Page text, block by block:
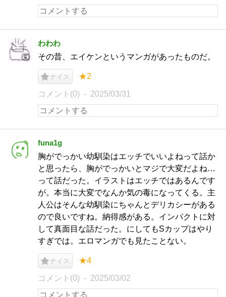
わわわ
その昔、エイケンというマンガがあったものだ。
ナイス ★2
コメント(0) 2025/03/31
funa1g
胸がでっかい幼馴染はエッチでいいよねって話か
と思ったら、胸がでっかいとマジで大変だよね…
って話だった。イラストはエッチではあるんです
が。本当に大変でなんか気の毒になってくる。主
人公はそんな幼馴染にちゃんとデリカシーがある
ので良いですね。納得感がある。インパクトに対
して真面目な話だった。にしてもSカップはやり
すぎでは。エロマンガでも見たことない。
ナイス ★4
コメント(0) 2025/03/02